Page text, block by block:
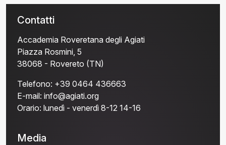
Contatti
Accademia Roveretana degli Agiati
Piazza Rosmini, 5
38068 - Rovereto (TN)
Telefono: +39 0464 436663
E-mail: info@agiati.org
Orario: lunedì - venerdì 8-12 14-16
Media